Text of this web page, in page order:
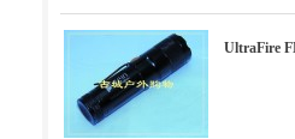
UltraFire